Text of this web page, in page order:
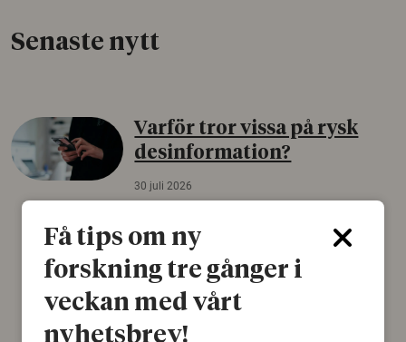
Senaste nytt
Varför tror vissa på rysk
desinformation?
30 juli 2026
konspirationsteorier är ofta mer mottagliga
för rysk desinformation. Det visar en studie
från Försvarshögskolan med deltagare i fyra
europeiska länder.
Säkerhetspolitik
Få tips om ny
forskning tre gånger i
veckan med vårt
nyhetsbrev!